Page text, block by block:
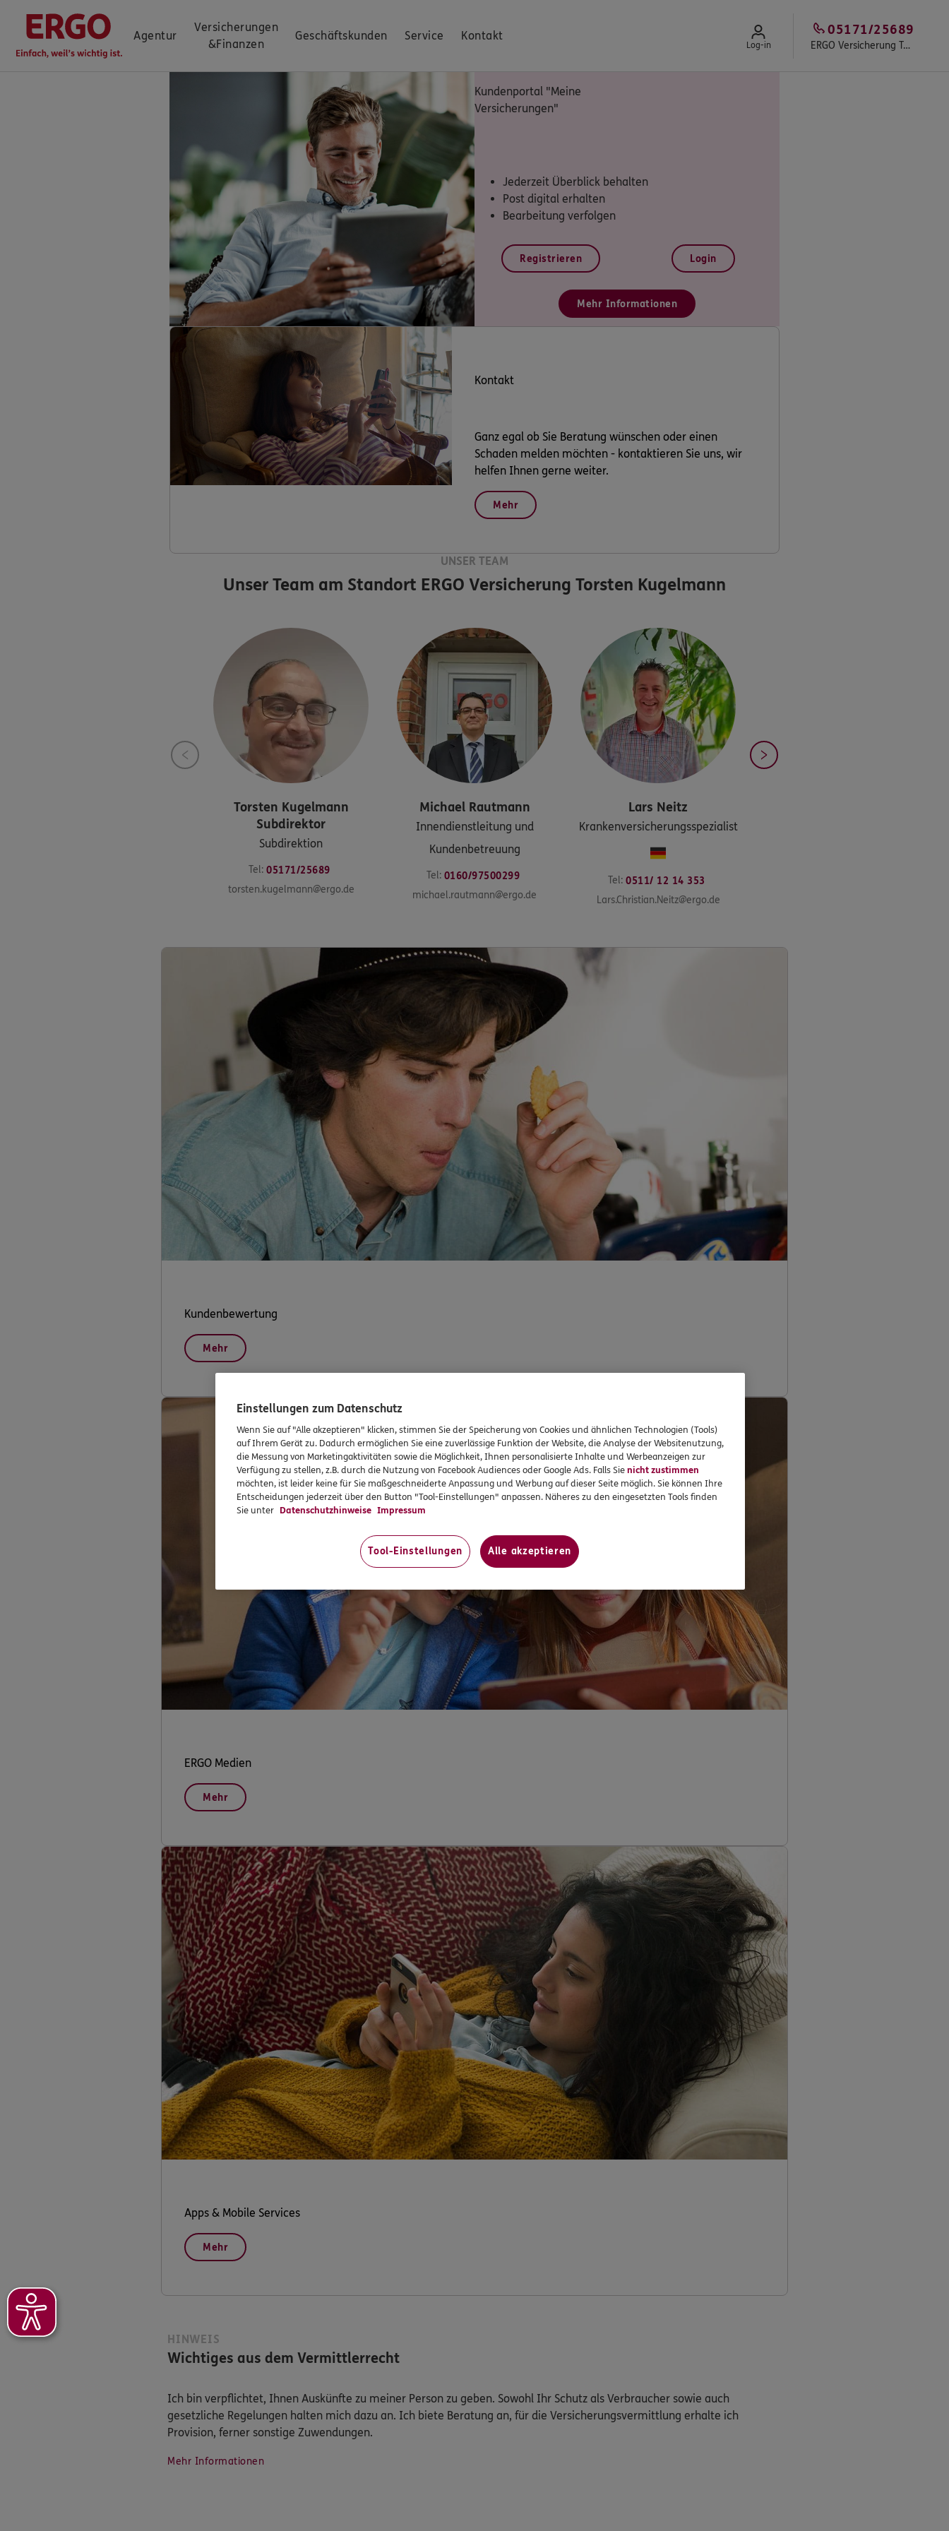
Agentur
Versicherungen
&Finanzen
Geschäftskunden Service Kontakt
Log-in ERGO Versicherung Torsten Kugelmann
05171/25689
Kundenportal "Meine
Versicherungen"
Jederzeit Überblick behalten
Post digital erhalten
Bearbeitung verfolgen
Registrieren Login
Mehr Informationen
Kontakt
Ganz egal ob Sie Beratung wünschen oder einen
Schaden melden möchten - kontaktieren Sie uns, wir
helfen Ihnen gerne weiter.
Mehr
UNSER TEAM
Unser Team am Standort ERGO Versicherung Torsten Kugelmann
Torsten Kugelmann
Subdirektor
Subdirektion
Tel: 05171/25689
torsten.kugelmann@ergo.de
Michael Rautmann
Innendienstleitung und
Kundenbetreuung
Tel: 0160/97500299
michael.rautmann@ergo.de
Lars Neitz
Krankenversicherungsspezialist
Tel: 0511/ 12 14 353
Lars.Christian.Neitz@ergo.de
Kundenbewertung
Mehr
ERGO Medien
Mehr
Apps & Mobile Services
Mehr
HINWEIS
Wichtiges aus dem Vermittlerrecht
Ich bin verpflichtet, Ihnen Auskünfte zu meiner Person zu geben. Sowohl Ihr Schutz als Verbraucher sowie auch
gesetzliche Regelungen halten mich dazu an. Ich biete Beratung an, für die Versicherungsvermittlung erhalte ich
Provision, ferner sonstige Zuwendungen.
Mehr Informationen
Einstellungen zum Datenschutz
Wenn Sie auf "Alle akzeptieren" klicken, stimmen Sie der Speicherung von Cookies und ähnlichen Technologien (Tools)
auf Ihrem Gerät zu. Dadurch ermöglichen Sie eine zuverlässige Funktion der Website, die Analyse der Websitenutzung,
die Messung von Marketingaktivitäten sowie die Möglichkeit, Ihnen personalisierte Inhalte und Werbeanzeigen zur
Verfügung zu stellen, z.B. durch die Nutzung von Facebook Audiences oder Google Ads. Falls Sienicht zustimmen
möchten, ist leider keine für Sie maßgeschneiderte Anpassung und Werbung auf dieser Seite möglich. Sie können Ihre
Entscheidungen jederzeit über den Button "Tool-Einstellungen" anpassen. Näheres zu den eingesetzten Tools finden
Sie unter Datenschutzhinweise Impressum
Tool-Einstellungen Alle akzeptieren